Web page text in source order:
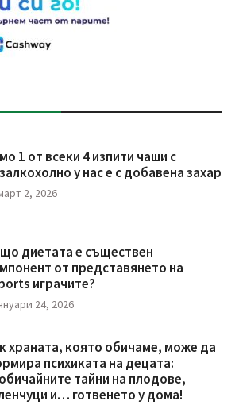
1 от всеки 4 изпити чаши с
у нас е с добавена захар
2, 2026
диетата е съществен
от представянето на
играчите?
24, 2026
храната, която обичаме, може да
психиката на децата:
тайни на плодове,
и… готвенето у дома!